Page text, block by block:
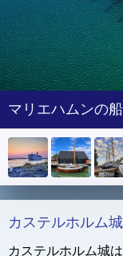
マリエハムンの
カステルホルム城
カステルホルム城